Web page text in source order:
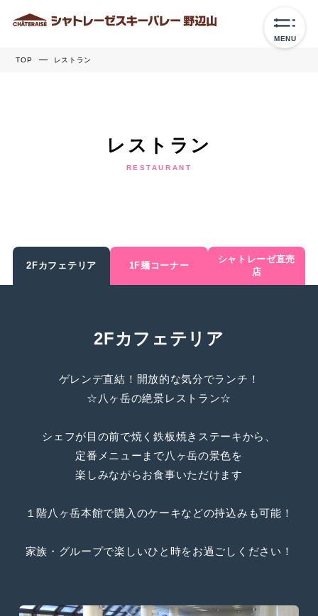
MENU
TOP レストラン
レストラン
RESTAURANT
2Fカフェテリア 1F麺コーナー
シャトレーゼ直売
店
2Fカフェテリア
ゲレンデ直結！開放的な気分でランチ！
☆八ヶ岳の絶景レストラン☆
シェフが目の前で焼く鉄板焼きステーキから、
定番メニューまで八ヶ岳の景色を
楽しみながらお食事いただけます
１階八ヶ岳本館で購入のケーキなどの持込みも可能！
家族・グループで楽しいひと時をお過ごしください！